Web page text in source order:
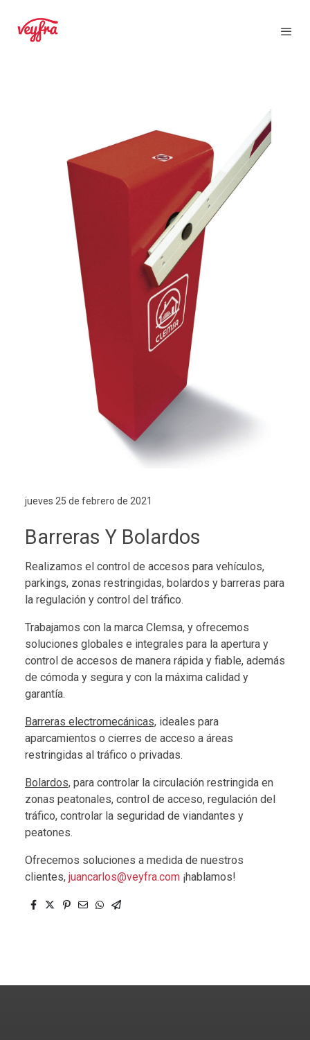
jueves 25 de febrero de 2021
Barreras Y Bolardos
Realizamos el control de accesos para vehículos,
parkings, zonas restringidas, bolardos y barreras para
la regulación y control del tráfico.
Trabajamos con la marca Clemsa, y ofrecemos
soluciones globales e integrales para la apertura y
control de accesos de manera rápida y fiable, además
de cómoda y segura y con la máxima calidad y
garantía.
Barreras electromecánicas, ideales para
aparcamientos o cierres de acceso a áreas
restringidas al tráfico o privadas.
Bolardos, para controlar la circulación restringida en
zonas peatonales, control de acceso, regulación del
tráfico, controlar la seguridad de viandantes y
peatones.
Ofrecemos soluciones a medida de nuestros
clientes, juancarlos@veyfra.com ¡hablamos!